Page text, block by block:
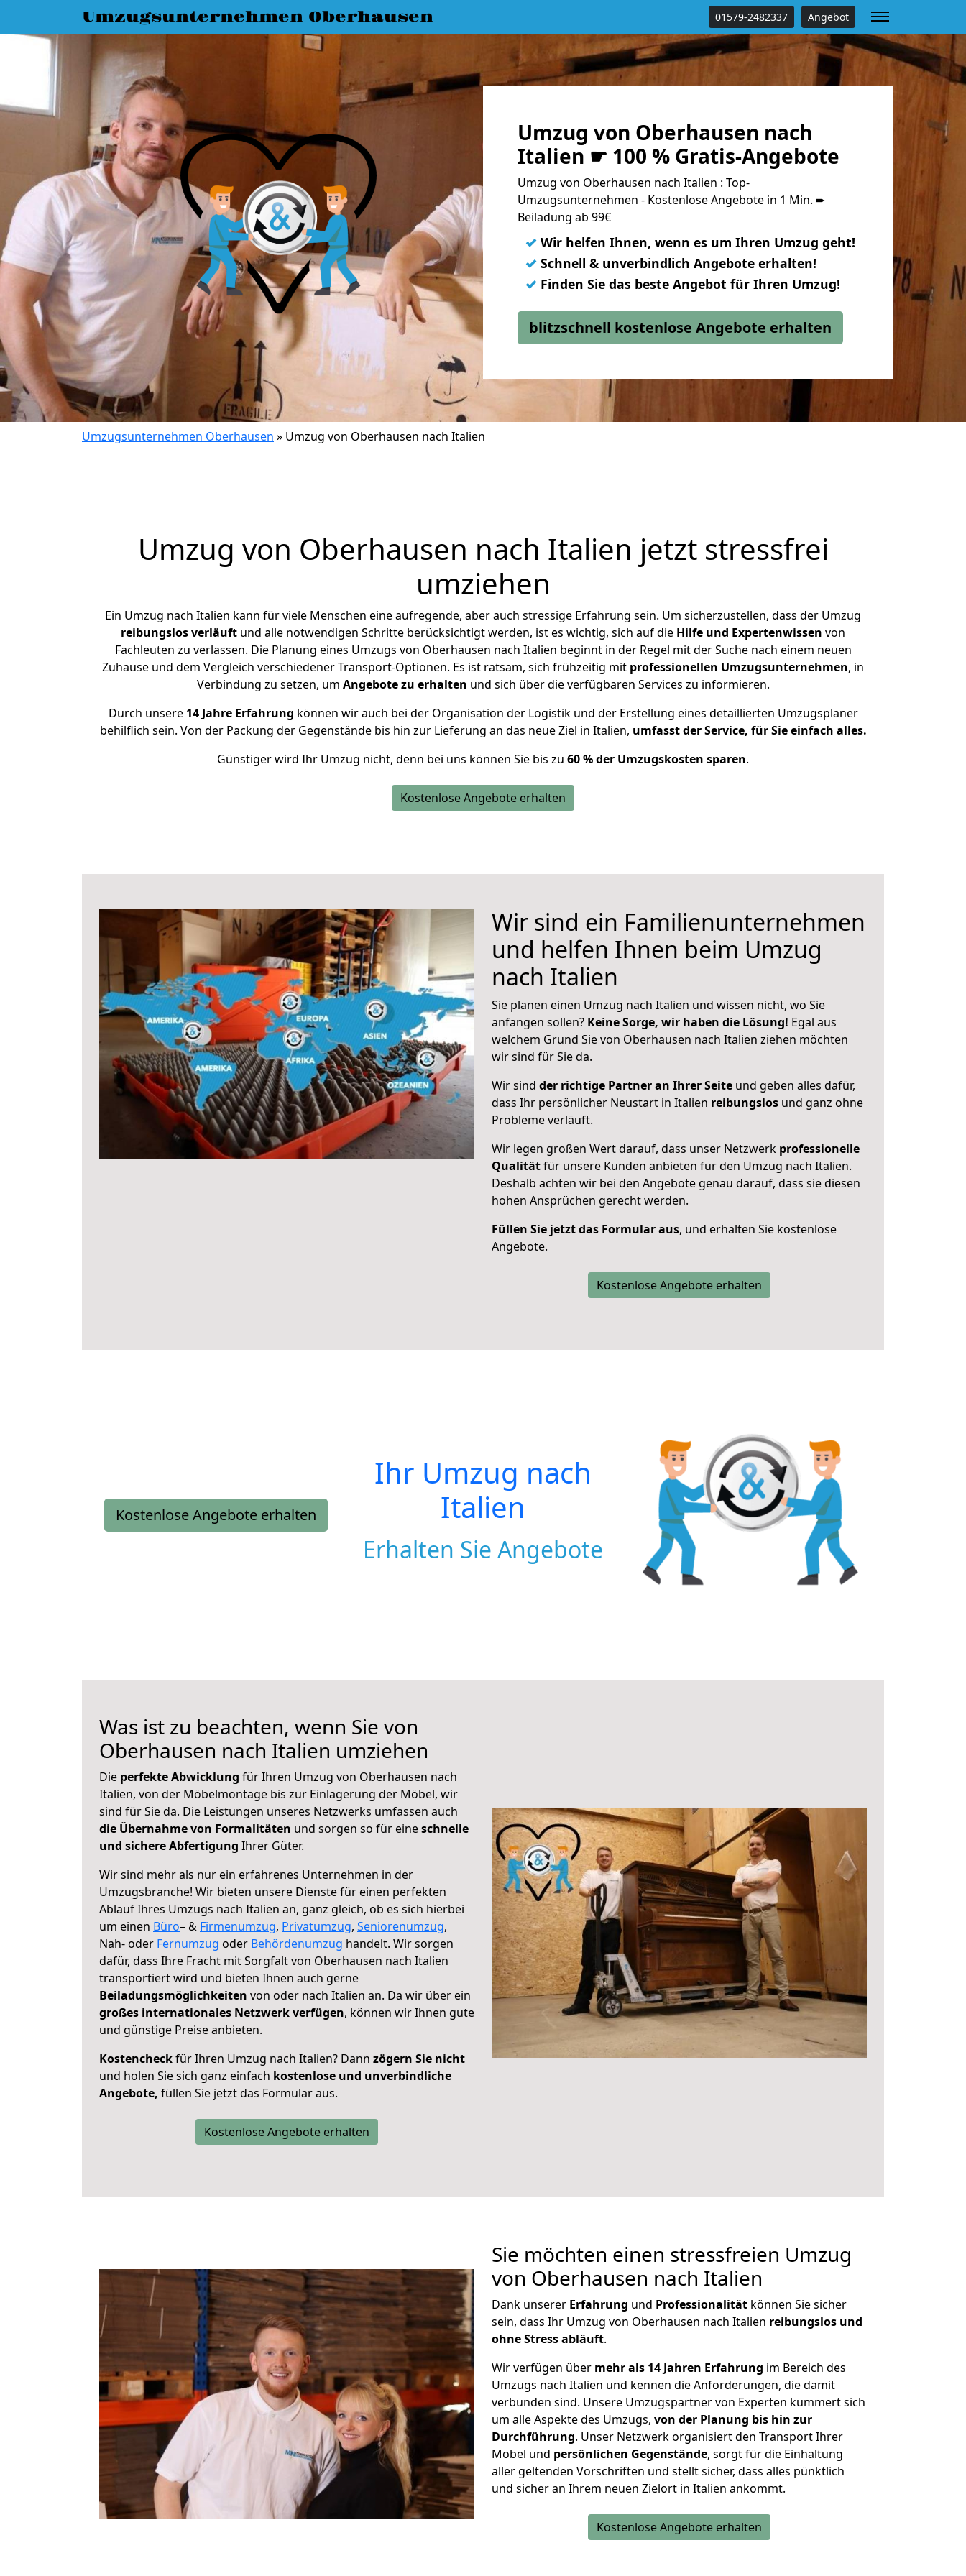
Umzugsunternehmen Oberhausen 01579-2482337 Angebot
Umzug von Oberhausen nach
Italien ☛ 100 % Gratis-Angebote
Umzug von Oberhausen nach Italien : Top-
Umzugsunternehmen - Kostenlose Angebote in 1 Min. ➨
Beiladung ab 99€
✓ Wir helfen Ihnen, wenn es um Ihren Umzug geht!
✓ Schnell & unverbindlich Angebote erhalten!
✓ Finden Sie das beste Angebot für Ihren Umzug!
blitzschnell kostenlose Angebote erhalten
Umzugsunternehmen Oberhausen » Umzug von Oberhausen nach Italien
Umzug von Oberhausen nach Italien jetzt stressfrei
umziehen
Ein Umzug nach Italien kann für viele Menschen eine aufregende, aber auch stressige Erfahrung sein. Um sicherzustellen, dass der Umzug
reibungslosverläuft und alle notwendigen Schritte berücksichtigt werden, ist es wichtig, sich auf die Hilfe und Expertenwissen von
Fachleuten zu verlassen. Die Planung eines Umzugs von Oberhausen nach Italien beginnt in der Regel mit der Suche nach einem neuen
Zuhause und dem Vergleich verschiedener Transport-Optionen. Es ist ratsam, sich frühzeitig mit professionellen Umzugsunternehmen, in
Verbindung zu setzen, um Angebote zu erhalten und sich über die verfügbaren Services zu informieren.
Durch unsere 14 Jahre Erfahrung können wir auch bei der Organisation der Logistik und der Erstellung eines detaillierten Umzugsplaner
behilflich sein. Von der Packung der Gegenstände bis hin zur Lieferung an das neue Ziel in Italien, umfasst der Service, für Sie einfach alles.
Günstiger wird Ihr Umzug nicht, denn bei uns können Sie bis zu 60 % der Umzugskosten sparen.
Kostenlose Angebote erhalten
Wir sind ein Familienunternehmen
und helfen Ihnen beim Umzug
nach Italien
Sie planen einen Umzug nach Italien und wissen nicht, wo Sie
anfangen sollen? Keine Sorge, wir haben die Lösung! Egal aus
welchem Grund Sie von Oberhausen nach Italien ziehen möchten
wir sind für Sie da.
Wir sind der richtige Partner an Ihrer Seite und geben alles dafür,
dass Ihr persönlicher Neustart in Italien reibungslos und ganz ohne
Probleme verläuft.
Wir legen großen Wert darauf, dass unser Netzwerk professionelle
Qualitätfür unsere Kunden anbieten für den Umzug nach Italien.
Deshalb achten wir bei den Angebote genau darauf, dass sie diesen
hohen Ansprüchen gerecht werden.
Füllen Sie jetzt das Formular aus, und erhalten Sie kostenlose
Angebote.
Kostenlose Angebote erhalten
Kostenlose Angebote erhalten
Ihr Umzug nach
Italien
Erhalten Sie Angebote
Was ist zu beachten, wenn Sie von
Oberhausen nach Italien umziehen
Die perfekte Abwicklung für Ihren Umzug von Oberhausen nach
Italien, von der Möbelmontage bis zur Einlagerung der Möbel, wir
sind für Sie da. Die Leistungen unseres Netzwerks umfassen auch
die Übernahme von Formalitäten und sorgen so für eineschnelle
und sichere Abfertigung Ihrer Güter.
Wir sind mehr als nur ein erfahrenes Unternehmen in der
Umzugsbranche! Wir bieten unsere Dienste für einen perfekten
Ablauf Ihres Umzugs nach Italien an, ganz gleich, ob es sich hierbei
um einen Büro– & Firmenumzug, Privatumzug, Seniorenumzug,
Nah- oder Fernumzug oder Behördenumzug handelt. Wir sorgen
dafür, dass Ihre Fracht mit Sorgfalt von Oberhausen nach Italien
transportiert wird und bieten Ihnen auch gerne
Beiladungsmöglichkeiten von oder nach Italien an. Da wir über ein
großes internationales Netzwerk verfügen, können wir Ihnen gute
und günstige Preise anbieten.
Kostencheckfür Ihren Umzug nach Italien? Dann zögern Sie nicht
und holen Sie sich ganz einfach kostenlose und unverbindliche
Angebote, füllen Sie jetzt das Formular aus.
Kostenlose Angebote erhalten
Sie möchten einen stressfreien Umzug
von Oberhausen nach Italien
Dank unserer Erfahrung und Professionalität können Sie sicher
sein, dass Ihr Umzug von Oberhausen nach Italien reibungslos und
ohne Stress abläuft.
Wir verfügen über mehr als 14 Jahren Erfahrung im Bereich des
Umzugs nach Italien und kennen die Anforderungen, die damit
verbunden sind. Unsere Umzugspartner von Experten kümmert sich
um alle Aspekte des Umzugs, von der Planung bis hin zur
Durchführung. Unser Netzwerk organisiert den Transport Ihrer
Möbel und persönlichen Gegenstände, sorgt für die Einhaltung
aller geltenden Vorschriften und stellt sicher, dass alles pünktlich
und sicher an Ihrem neuen Zielort in Italien ankommt.
Kostenlose Angebote erhalten